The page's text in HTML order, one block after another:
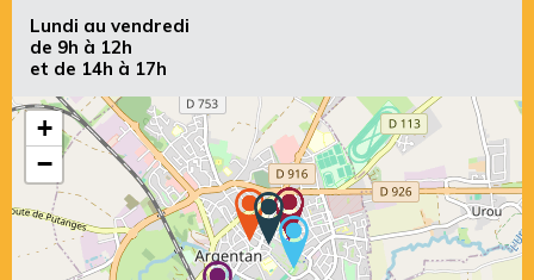
Lundi au vendredi
de 9h à 12h
et de 14h à 17h
+
−